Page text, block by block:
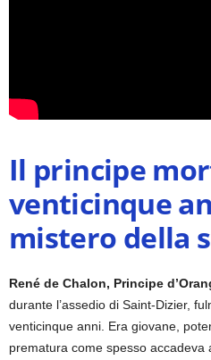
Il principe
venticinque
mistero della
René de Chalon, Principe
durante l’assedio di Saint-Dizier,
venticinque anni. Era giovane,
prematura come spesso accadeva